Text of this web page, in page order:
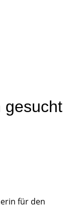
gesucht
für den